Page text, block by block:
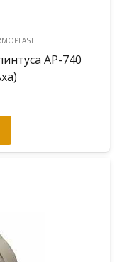
АР-740